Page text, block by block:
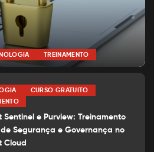
TREINAMENTO
CURSO GRATUITO
Sentinel e Purview: Treinamento
Segurança e Governança no
Cloud